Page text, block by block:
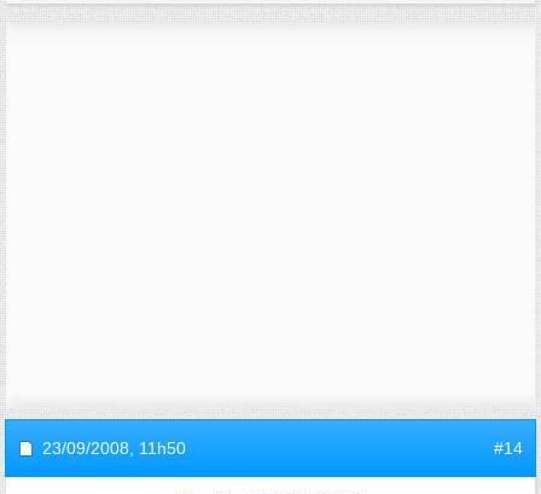
23/09/2008, 11h50 #14